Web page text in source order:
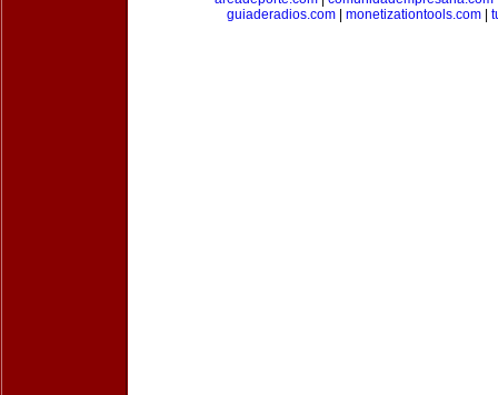
guiaderadios.com| monetizationtools.com|